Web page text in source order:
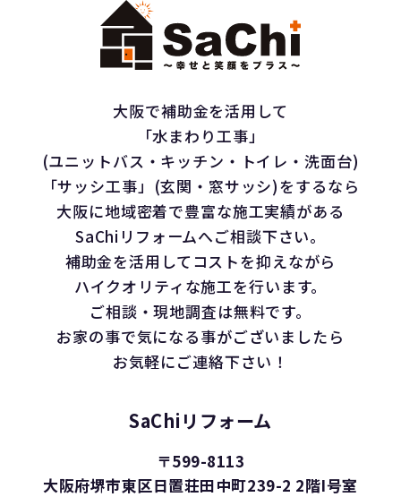
大阪で補助金を活用して
「水まわり工事」
(ユニットバス・キッチン・トイレ・洗面台)
「サッシ工事」(玄関・窓サッシ)をするなら
大阪に地域密着で豊富な施工実績がある
SaChiリフォームへご相談下さい。
補助金を活用してコストを抑えながら
ハイクオリティな施工を行います。
ご相談・現地調査は無料です。
お家の事で気になる事がございましたら
お気軽にご連絡下さい！
SaChiリフォーム
〒599-8113
大阪府堺市東区日置荘田中町239-2 2階I号室